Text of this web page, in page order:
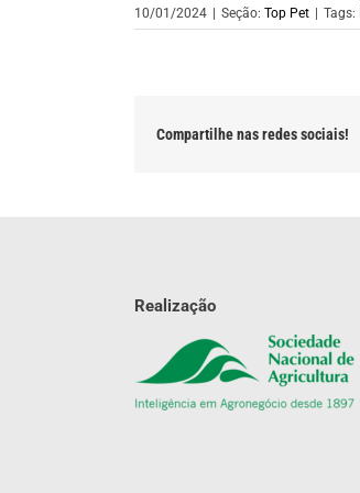
10/01/2024 Seção: Top Pet Tags:
Compartilhe nas redes sociais!
Realização